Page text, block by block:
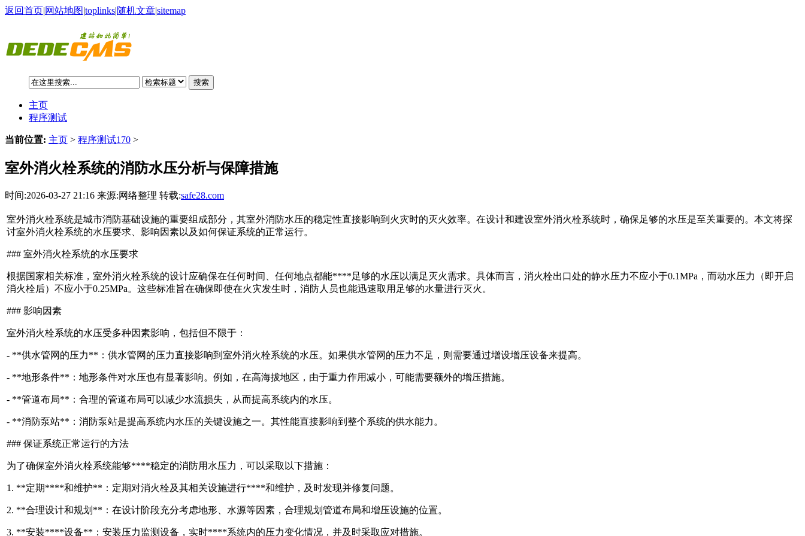
返回首页|网站地图|toplinks|随机文章|sitemap
搜索
主页
程序测试
当前位置: 主页 > 程序测试170 >
室外消火栓系统的消防水压分析与保障措施
时间:2026-03-27 21:16 来源:网络整理 转载:safe28.com
室外消火栓系统是城市消防基础设施的重要组成部分，其室外消防水压的稳定性直接影响到火灾时的灭火效率。在设计和建设室外消火栓系统时，确保足够的水压是至关重要的。本文将探
讨室外消火栓系统的水压要求、影响因素以及如何保证系统的正常运行。
### 室外消火栓系统的水压要求
根据国家相关标准，室外消火栓系统的设计应确保在任何时间、任何地点都能****足够的水压以满足灭火需求。具体而言，消火栓出口处的静水压力不应小于0.1MPa，而动水压力（即开启
消火栓后）不应小于0.25MPa。这些标准旨在确保即使在火灾发生时，消防人员也能迅速取用足够的水量进行灭火。
### 影响因素
室外消火栓系统的水压受多种因素影响，包括但不限于：
- **供水管网的压力**：供水管网的压力直接影响到室外消火栓系统的水压。如果供水管网的压力不足，则需要通过增设增压设备来提高。
- **地形条件**：地形条件对水压也有显著影响。例如，在高海拔地区，由于重力作用减小，可能需要额外的增压措施。
- **管道布局**：合理的管道布局可以减少水流损失，从而提高系统内的水压。
- **消防泵站**：消防泵站是提高系统内水压的关键设施之一。其性能直接影响到整个系统的供水能力。
### 保证系统正常运行的方法
为了确保室外消火栓系统能够****稳定的消防用水压力，可以采取以下措施：
1. **定期****和维护**：定期对消火栓及其相关设施进行****和维护，及时发现并修复问题。
2. **合理设计和规划**：在设计阶段充分考虑地形、水源等因素，合理规划管道布局和增压设施的位置。
3. **安装****设备**：安装压力监测设备，实时****系统内的压力变化情况，并及时采取应对措施。